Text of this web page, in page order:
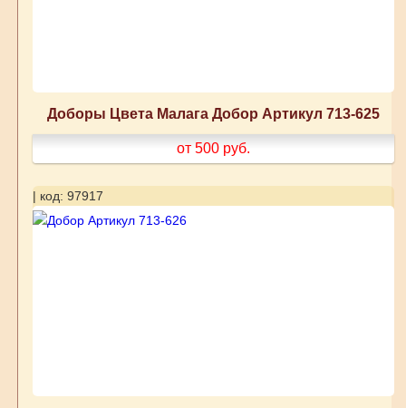
Доборы Цвета Малага Добор Артикул 713-625
от 500 руб.
| код: 97917